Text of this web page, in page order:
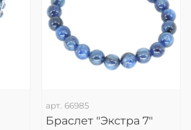
арт. 66985
Браслет "Экстра 7"